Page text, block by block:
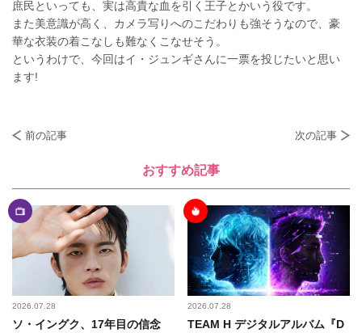
庶民といっても、実は高貴な血を引く王子とかいう役です。
また美意識が高く、カメラ写りへのこだわりも強そうなので、豪
華な衣装の着こなしも難なくこなせそう。
というわけで、今回はイ・ジュンギさんに一票を投じたいと思い
ます!
前の記事 次の記事
おすすめ記事
2026.07.28
ソ・イングク、17年目の信念
2026.07.28
TEAM H デジタルアルバム『D